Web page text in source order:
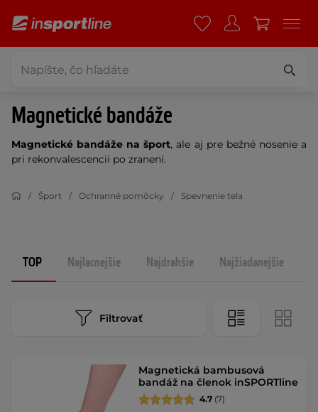
Magnetické bandáže
Magnetické bandáže na šport, ale aj pre bežné nosenie a
pri rekonvalescencii po zranení.
Šport Ochranné pomôcky Spevnenie tela
TOP Najlacnejšie Najdrahšie Najžiadanejšie
Filtrovať
Magnetická bambusová
bandáž na členok inSPORTline
4.7 (7)